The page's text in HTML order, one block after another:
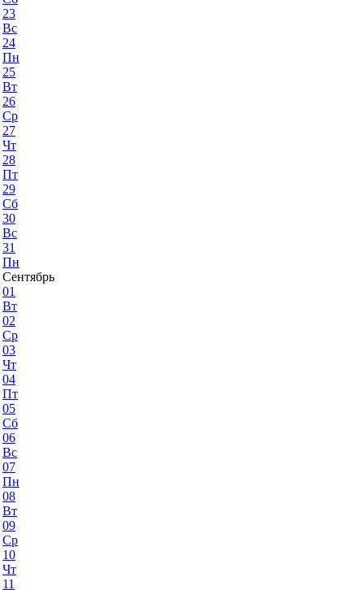
23
Вс
24
Пн
25
Вт
26
Ср
27
Чт
28
Пт
29
Сб
30
Вс
31
Пн
Сентябрь
01
Вт
02
Ср
03
Чт
04
Пт
05
Сб
06
Вс
07
Пн
08
Вт
09
Ср
10
Чт
11